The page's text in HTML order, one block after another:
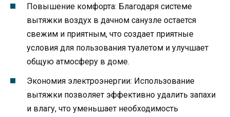
Повышение комфорта: Благодаря системе
вытяжки воздух в дачном санузле остается
свежим и приятным, что создает приятные
условия для пользования туалетом и улучшает
общую атмосферу в доме.
Экономия электроэнергии: Использование
вытяжки позволяет эффективно удалить запахи
и влагу, что уменьшает необходимость